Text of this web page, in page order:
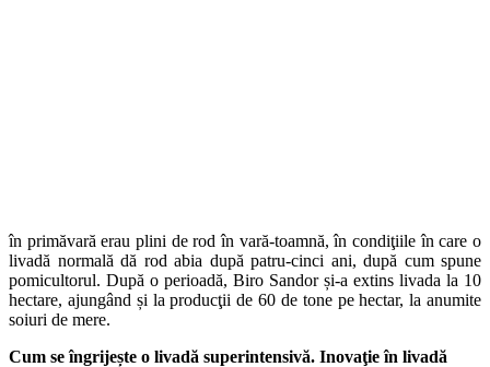
în primăvară erau plini de rod în vară-toamnă, în condiţiile în care o
livadă normală dă rod abia după patru-cinci ani, după cum spune
pomicultorul. După o perioadă, Biro Sandor și-a extins livada la 10
hectare, ajungând și la producţii de 60 de tone pe hectar, la anumite
soiuri de mere.
Cum se îngrijește o livadă superintensivă. Inovaţie în livadă